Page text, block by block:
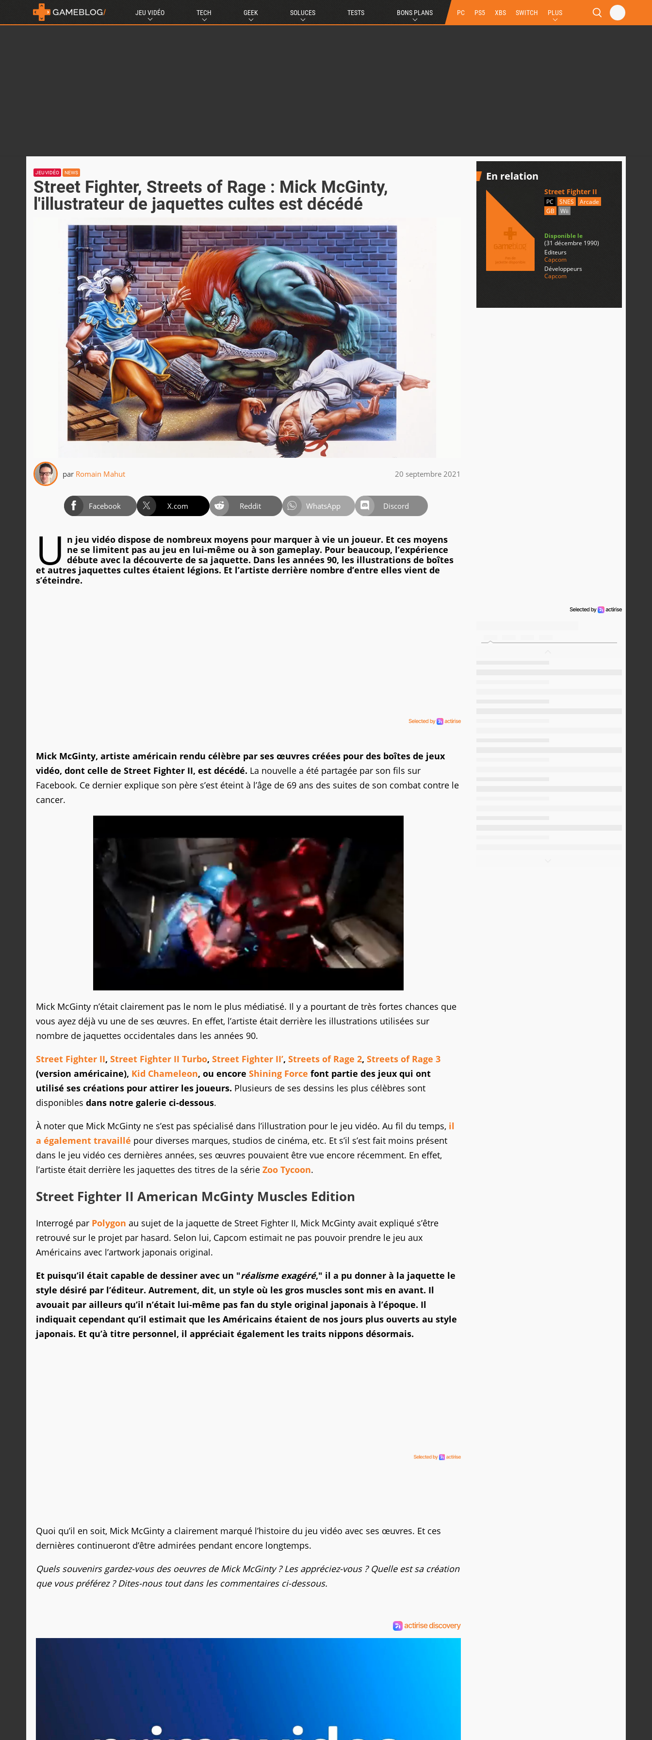
JEU VIDÉO TECH GEEK SOLUCES TESTS BONS PLANS PC PS5 XBS SWITCH PLUS
JEU VIDÉO NEWS
Street Fighter, Streets of Rage : Mick McGinty,
l'illustrateur de jaquettes cultes est décédé
par Romain Mahut 20 septembre 2021
Facebook X.com Reddit WhatsApp Discord
U n jeu vidéo dispose de nombreux moyens pour marquer à vie un joueur. Et ces moyens
ne se limitent pas au jeu en lui-même ou à son gameplay. Pour beaucoup, l’expérience
débute avec la découverte de sa jaquette. Dans les années 90, les illustrations de boîtes
et autres jaquettes cultes étaient légions. Et l’artiste derrière nombre d’entre elles vient de
s’éteindre.
Mick McGinty, artiste américain rendu célèbre par ses œuvres créées pour des boîtes de jeux
vidéo, dont celle de Street Fighter II, est décédé. La nouvelle a été partagée par son fils sur
Facebook. Ce dernier explique son père s’est éteint à l’âge de 69 ans des suites de son combat contre le
cancer.
Mick McGinty n’était clairement pas le nom le plus médiatisé. Il y a pourtant de très fortes chances que
vous ayez déjà vu une de ses œuvres. En effet, l’artiste était derrière les illustrations utilisées sur
nombre de jaquettes occidentales dans les années 90.
Street Fighter II, Street Fighter II Turbo, Street Fighter II’, Streets of Rage 2, Streets of Rage 3
(version américaine), Kid Chameleon, ou encore Shining Force font partie des jeux qui ont
utilisé ses créations pour attirer les joueurs. Plusieurs de ses dessins les plus célèbres sont
disponibles dans notre galerie ci-dessous.
À noter que Mick McGinty ne s’est pas spécialisé dans l’illustration pour le jeu vidéo. Au fil du temps, il
a également travaillé pour diverses marques, studios de cinéma, etc. Et s’il s’est fait moins présent
dans le jeu vidéo ces dernières années, ses œuvres pouvaient être vue encore récemment. En effet,
l’artiste était derrière les jaquettes des titres de la série Zoo Tycoon.
Street Fighter II American McGinty Muscles Edition
Interrogé par Polygon au sujet de la jaquette de Street Fighter II, Mick McGinty avait expliqué s’être
retrouvé sur le projet par hasard. Selon lui, Capcom estimait ne pas pouvoir prendre le jeu aux
Américains avec l’artwork japonais original.
Et puisqu’il était capable de dessiner avec un "réalisme exagéré," il a pu donner à la jaquette le
style désiré par l’éditeur. Autrement, dit, un style où les gros muscles sont mis en avant. Il
avouait par ailleurs qu’il n’était lui-même pas fan du style original japonais à l’époque. Il
indiquait cependant qu’il estimait que les Américains étaient de nos jours plus ouverts au style
japonais. Et qu’à titre personnel, il appréciait également les traits nippons désormais.
Quoi qu’il en soit, Mick McGinty a clairement marqué l’histoire du jeu vidéo avec ses œuvres. Et ces
dernières continueront d’être admirées pendant encore longtemps.
Quels souvenirs gardez-vous des oeuvres de Mick McGinty ? Les appréciez-vous ? Quelle est sa création
que vous préférez ? Dites-nous tout dans les commentaires ci-dessous.
En relation
Street Fighter II
PC SNES
Arcade
GB
Wii
Disponible le
(31 décembre 1990)
Editeurs
Capcom
Développeurs
Capcom